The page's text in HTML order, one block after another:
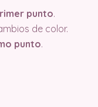
punto.
de color.
punto.